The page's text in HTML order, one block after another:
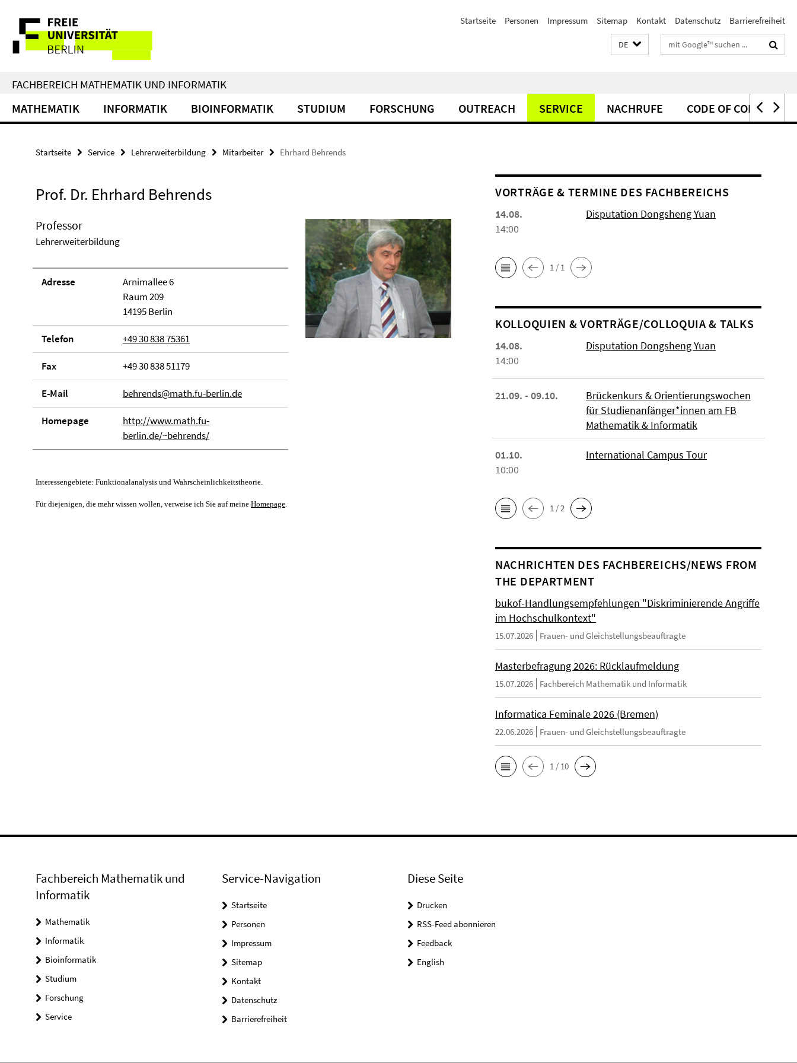
direkt
Inhalt
Service-
Navigation
Startseite Personen Impressum Sitemap Kontakt Datenschutz Barrierefreiheit
DE Suchbegriffe
FACHBEREICH MATHEMATIK UND INFORMATIK
MATHEMATIK INFORMATIK BIOINFORMATIK STUDIUM FORSCHUNG OUTREACH SERVICE NACHRUFE CODE OF CONDUCT
Startseite Service Lehrerweiterbildung Mitarbeiter Ehrhard Behrends
Prof. Dr. Ehrhard Behrends
Professor
Lehrerweiterbildung
Adresse
Arnimallee 6
Raum 209
14195 Berlin
Telefon +49 30 838 75361
Fax +49 30 838 51179
E-Mail behrends@math.fu-berlin.de
Homepage
http://www.math.fu-
berlin.de/~behrends/
Interessengebiete: Funktionalanalysis und Wahrscheinlichkeitstheorie.
Für diejenigen, die mehr wissen wollen, verweise ich Sie auf meine Homepage.
VORTRÄGE & TERMINE DES FACHBEREICHS
14.08.
14:00
Disputation Dongsheng Yuan
1 / 1
KOL­LO­QUIEN & VORTRÄGE/COLLOQUIA & TALKS
14.08.
14:00
Disputation Dongsheng Yuan
21.09. - 09.10.
Brückenkurs & Orientierungswochen
für Studienanfänger*innen am FB
Mathematik & Informatik
01.10.
10:00
International Campus Tour
1 / 2
NACHRICHTEN DES FACHBEREICHS/NEWS FROM
THE DEPARTMENT
bukof-Handlungsempfehlungen "Diskriminierende Angriffe
im Hochschulkontext"
15.07.2026 Frauen- und Gleichstellungsbeauftragte
Masterbefragung 2026: Rücklaufmeldung
15.07.2026 Fachbereich Mathematik und Informatik
Informatica Feminale 2026 (Bremen)
22.06.2026 Frauen- und Gleichstellungsbeauftragte
1 / 10
Fachbereich Mathematik und
Informatik
Mathematik
Informatik
Bioinformatik
Studium
Forschung
Service
Service-Navigation
Startseite
Personen
Impressum
Sitemap
Kontakt
Datenschutz
Barrierefreiheit
Diese Seite
Drucken
RSS-Feed abonnieren
Feedback
English